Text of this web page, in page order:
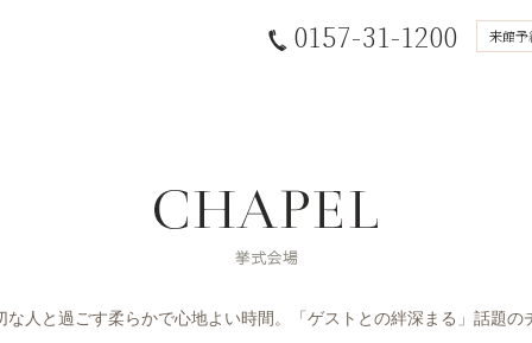
0157-31-1200 来館予
な人と過ごす柔らかで心地よい時間。「ゲストとの絆深まる」話題の